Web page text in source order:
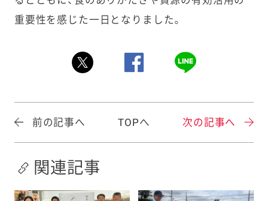
重要性を感じた一日となりました。
前の記事へ TOPへ 次の記事へ
関連記事